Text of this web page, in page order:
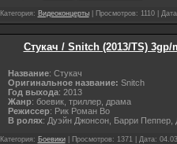
Категория: Видеоконцерты| Просмотров: 1110 |
Стукач / Snitch (2013/TS) 3gp/
Название: Стукач
Оригинальное название: Snitch
Год выхода: 2013
Жанр: боевик, триллер, драма
Режиссер: Рик Роман Во
В ролях: Дуэйн Джонсон, Барри
Категория: Боевики| Просмотров: 1371 | Дата: